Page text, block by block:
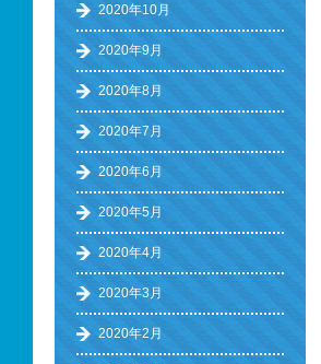
2020年10月
2020年9月
2020年8月
2020年7月
2020年6月
2020年5月
2020年4月
2020年3月
2020年2月